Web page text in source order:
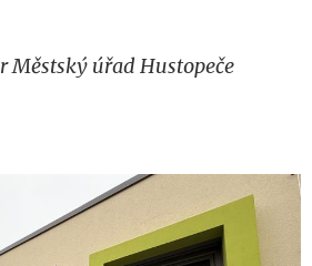
Městský úřad Hustopeče